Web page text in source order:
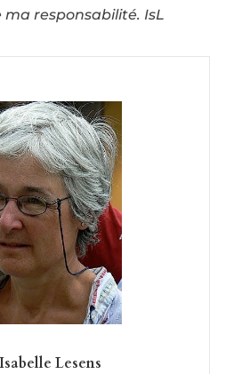
ma responsabilité. IsL
Isabelle Lesens